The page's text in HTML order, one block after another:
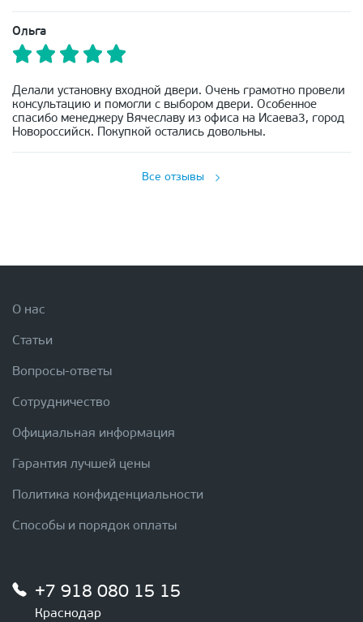
Ольга
Делали установку входной двери. Очень грамотно провели
консультацию и помогли с выбором двери. Особенное
спасибо менеджеру Вячеславу из офиса на Исаева3, город
Новороссийск. Покупкой остались довольны.
Все отзывы
О нас
Статьи
Вопросы-ответы
Сотрудничество
Официальная информация
Гарантия лучшей цены
Политика конфиденциальности
Способы и порядок оплаты
+7 918 080 15 15
Краснодар